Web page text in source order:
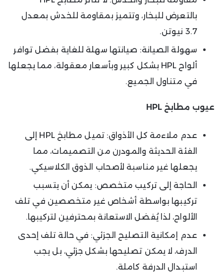
بالتعرض للبخار، وتتميز بمقاومة للخدش بمعدل
3.7 نيوتن.
سهولة الصيانة: صيانتها سهلة للغاية بفضل توافر
ألواح HPL بشكل كبير وبأسعار معقولة، مما يجعلها
في متناول الجميع.
عيوب مطابخHPL
عدم ملاءمة كل الأذواق: تميل مطابخ HPL إلى
الفئة الحديثة والمودرن من التصميمات، مما
يجعلها غير مناسبة لأصحاب الذوق الكلاسيكي.
الحاجة إلى تركيب متخصص: يمكن أن يتسبب
تركيبها بواسطة أشخاص غير متخصصين في تلف
الألواح، لذا يُفضل الاستعانة بمحترفين لتركيبها.
عدم إمكانية التصليح الجزئي: في حالة تلف إحدى
الدرف، لا يمكن تصليحها بشكل جزئي، بل يجب
استبدال الدرفة كاملة.